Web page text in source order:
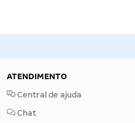
ATENDIMENTO
Central de ajuda
Chat